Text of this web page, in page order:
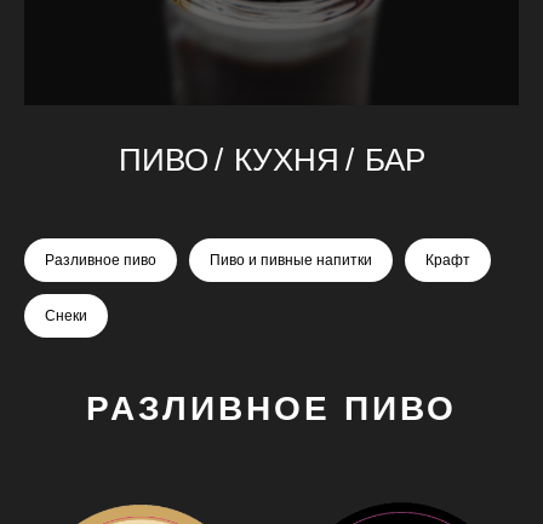
ПИВО / КУХНЯ / БАР
Разливное пиво Пиво и пивные напитки Крафт
Снеки
РАЗЛИВНОЕ ПИВО